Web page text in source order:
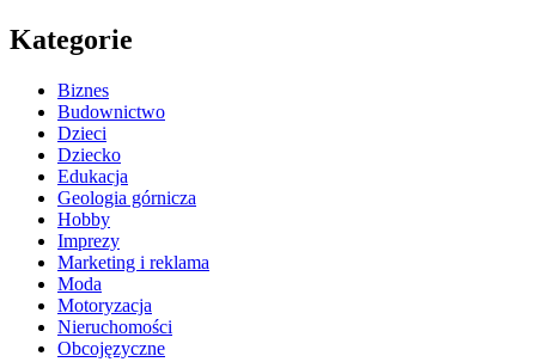
Kategorie
Biznes
Budownictwo
Dzieci
Dziecko
Edukacja
Geologia górnicza
Hobby
Imprezy
Marketing i reklama
Moda
Motoryzacja
Nieruchomości
Obcojęzyczne